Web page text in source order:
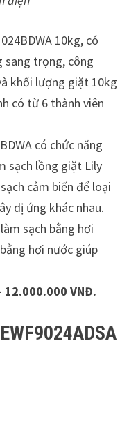
10kg, có
sang trọng, công
khối lượng giặt 10kg
có từ 6 thành viên
có chức năng
sạch lồng giặt Lily
cảm biến để loại
dị ứng khác nhau.
sạch bằng hơi
hơi nước giúp
12.000.000 VNĐ.